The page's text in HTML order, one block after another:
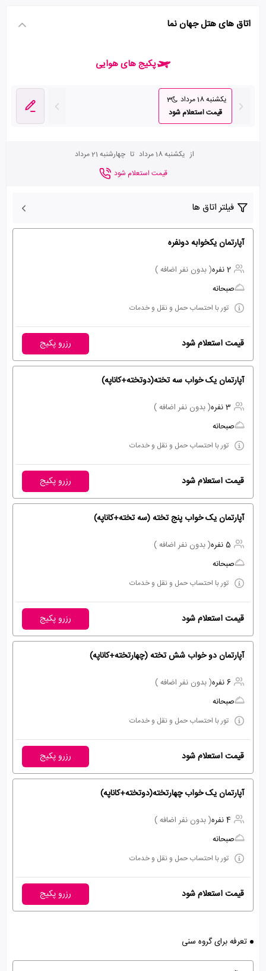
اتاق های هتل جهان نما
پکیج های هوایی
یکشنبه 18 مرداد
3
قیمت استعلام شود
از یکشنبه 18 مرداد تا چهارشنبه 21 مرداد
قیمت استعلام شود
فیلتر اتاق ها
آپارتمان یکخوابه دونفره
2 نفره
( بدون نفر اضافه )
صبحانه
تور با احتساب حمل و نقل و خدمات
قیمت استعلام شود رزرو پکیج
آپارتمان یک خواب سه تخته(دوتخته+کاناپه)
3 نفره
( بدون نفر اضافه )
صبحانه
تور با احتساب حمل و نقل و خدمات
قیمت استعلام شود رزرو پکیج
آپارتمان یک خواب پنج تخته (سه تخته+کاناپه)
5 نفره
( بدون نفر اضافه )
صبحانه
تور با احتساب حمل و نقل و خدمات
قیمت استعلام شود رزرو پکیج
آپارتمان دو خواب شش تخته (چهارتخته+کاناپه)
6 نفره
( بدون نفر اضافه )
صبحانه
تور با احتساب حمل و نقل و خدمات
قیمت استعلام شود رزرو پکیج
آپارتمان یک خواب چهارتخته(دوتخته+کاناپه)
4 نفره
( بدون نفر اضافه )
صبحانه
تور با احتساب حمل و نقل و خدمات
قیمت استعلام شود رزرو پکیج
تعرفه برای گروه سنی